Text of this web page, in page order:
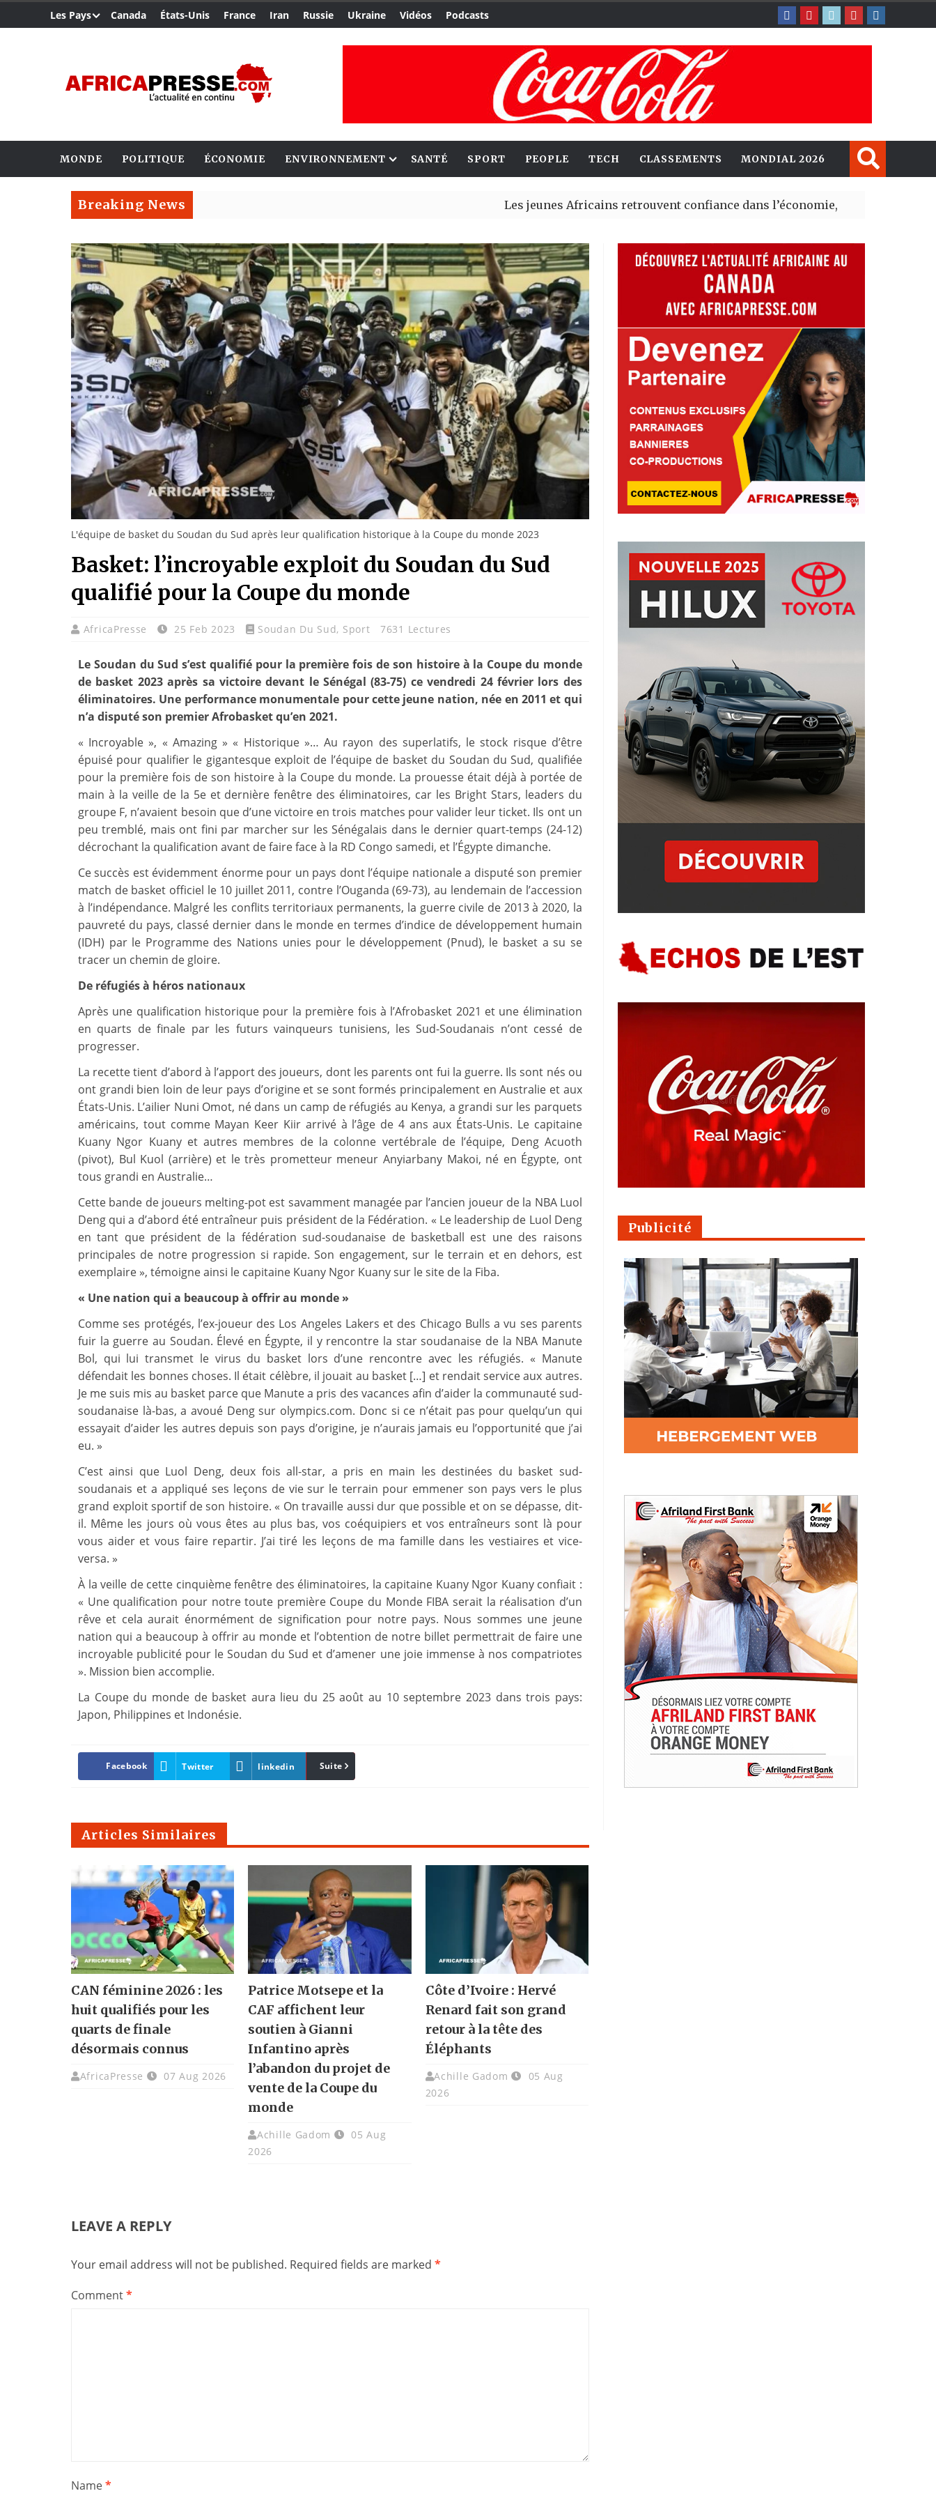
Les Pays Canada États-Unis France Iran Russie Ukraine Vidéos Podcasts
MONDE POLITIQUE ÉCONOMIE ENVIRONNEMENT SANTÉ SPORT PEOPLE TECH CLASSEMENTS MONDIAL 2026
Breaking News Les jeunes Africains retrouvent confiance dans l’économie, mais trois grands
L'équipe de basket du Soudan du Sud après leur qualification historique à la Coupe du monde 2023
Basket: l’incroyable exploit du Soudan du Sud
qualifié pour la Coupe du monde
AfricaPresse 25 Feb 2023 Soudan Du Sud, Sport 7631 Lectures
Le Soudan du Sud s’est qualifié pour la première fois de son histoire à la Coupe du monde
de basket 2023 après sa victoire devant le Sénégal (83-75) ce vendredi 24 février lors des
éliminatoires. Une performance monumentale pour cette jeune nation, née en 2011 et qui
n’a disputé son premier Afrobasket qu’en 2021.
« Incroyable », « Amazing » « Historique »… Au rayon des superlatifs, le stock risque d’être
épuisé pour qualifier le gigantesque exploit de l’équipe de basket du Soudan du Sud, qualifiée
pour la première fois de son histoire à la Coupe du monde. La prouesse était déjà à portée de
main à la veille de la 5e et dernière fenêtre des éliminatoires, car les Bright Stars, leaders du
groupe F, n’avaient besoin que d’une victoire en trois matches pour valider leur ticket. Ils ont un
peu tremblé, mais ont fini par marcher sur les Sénégalais dans le dernier quart-temps (24-12)
décrochant la qualification avant de faire face à la RD Congo samedi, et l’Égypte dimanche.
Ce succès est évidemment énorme pour un pays dont l’équipe nationale a disputé son premier
match de basket officiel le 10 juillet 2011, contre l’Ouganda (69-73), au lendemain de l’accession
à l’indépendance. Malgré les conflits territoriaux permanents, la guerre civile de 2013 à 2020, la
pauvreté du pays, classé dernier dans le monde en termes d’indice de développement humain
(IDH) par le Programme des Nations unies pour le développement (Pnud), le basket a su se
tracer un chemin de gloire.
De réfugiés à héros nationaux
Après une qualification historique pour la première fois à l’Afrobasket 2021 et une élimination
en quarts de finale par les futurs vainqueurs tunisiens, les Sud-Soudanais n’ont cessé de
progresser.
La recette tient d’abord à l’apport des joueurs, dont les parents ont fui la guerre. Ils sont nés ou
ont grandi bien loin de leur pays d’origine et se sont formés principalement en Australie et aux
États-Unis. L’ailier Nuni Omot, né dans un camp de réfugiés au Kenya, a grandi sur les parquets
américains, tout comme Mayan Keer Kiir arrivé à l’âge de 4 ans aux États-Unis. Le capitaine
Kuany Ngor Kuany et autres membres de la colonne vertébrale de l’équipe, Deng Acuoth
(pivot), Bul Kuol (arrière) et le très prometteur meneur Anyiarbany Makoi, né en Égypte, ont
tous grandi en Australie…
Cette bande de joueurs melting-pot est savamment managée par l’ancien joueur de la NBA Luol
Deng qui a d’abord été entraîneur puis président de la Fédération. « Le leadership de Luol Deng
en tant que président de la fédération sud-soudanaise de basketball est une des raisons
principales de notre progression si rapide. Son engagement, sur le terrain et en dehors, est
exemplaire », témoigne ainsi le capitaine Kuany Ngor Kuany sur le site de la Fiba.
« Une nation qui a beaucoup à offrir au monde »
Comme ses protégés, l’ex-joueur des Los Angeles Lakers et des Chicago Bulls a vu ses parents
fuir la guerre au Soudan. Élevé en Égypte, il y rencontre la star soudanaise de la NBA Manute
Bol, qui lui transmet le virus du basket lors d’une rencontre avec les réfugiés. « Manute
défendait les bonnes choses. Il était célèbre, il jouait au basket […] et rendait service aux autres.
Je me suis mis au basket parce que Manute a pris des vacances afin d’aider la communauté sud-
soudanaise là-bas, a avoué Deng sur olympics.com. Donc si ce n’était pas pour quelqu’un qui
essayait d’aider les autres depuis son pays d’origine, je n’aurais jamais eu l’opportunité que j’ai
eu. »
C’est ainsi que Luol Deng, deux fois all-star, a pris en main les destinées du basket sud-
soudanais et a appliqué ses leçons de vie sur le terrain pour emmener son pays vers le plus
grand exploit sportif de son histoire. « On travaille aussi dur que possible et on se dépasse, dit-
il. Même les jours où vous êtes au plus bas, vos coéquipiers et vos entraîneurs sont là pour
vous aider et vous faire repartir. J’ai tiré les leçons de ma famille dans les vestiaires et vice-
versa. »
À la veille de cette cinquième fenêtre des éliminatoires, la capitaine Kuany Ngor Kuany confiait :
« Une qualification pour notre toute première Coupe du Monde FIBA serait la réalisation d’un
rêve et cela aurait énormément de signification pour notre pays. Nous sommes une jeune
nation qui a beaucoup à offrir au monde et l’obtention de notre billet permettrait de faire une
incroyable publicité pour le Soudan du Sud et d’amener une joie immense à nos compatriotes
». Mission bien accomplie.
La Coupe du monde de basket aura lieu du 25 août au 10 septembre 2023 dans trois pays:
Japon, Philippines et Indonésie.
Facebook Twitter linkedin Pinterest
Suite
Articles Similaires
CAN féminine 2026 : les
huit qualifiés pour les
quarts de finale
désormais connus
AfricaPresse 07 Aug 2026
Patrice Motsepe et la
CAF affichent leur
soutien à Gianni
Infantino après
l’abandon du projet de
vente de la Coupe du
monde
Achille Gadom
05 Aug
2026
Côte d’Ivoire : Hervé
Renard fait son grand
retour à la tête des
Éléphants
Achille Gadom
05 Aug
2026
LEAVE A REPLY
Your email address will not be published. Required fields are marked *
Comment*
Name*
Publicité